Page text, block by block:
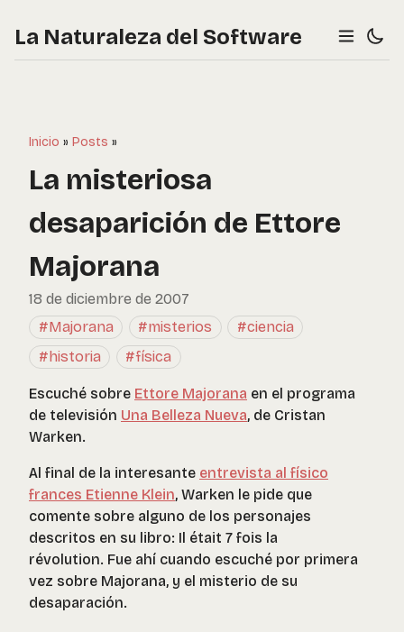
La Naturaleza del Software
Inicio » Posts »
La misteriosa
desaparición de Ettore
Majorana
18 de diciembre de 2007
#Majorana
#misterios
#ciencia
#historia
#física
Escuché sobre Ettore Majorana en el programa
de televisión Una Belleza Nueva, de Cristan
Warken.
Al final de la interesante entrevista al físico
frances Etienne Klein, Warken le pide que
comente sobre alguno de los personajes
descritos en su libro: Il était 7 fois la
révolution. Fue ahí cuando escuché por primera
vez sobre Majorana, y el misterio de su
desaparación.